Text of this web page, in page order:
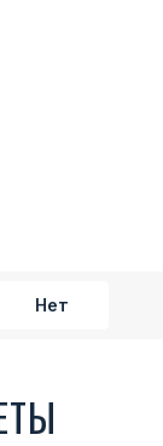
Нет